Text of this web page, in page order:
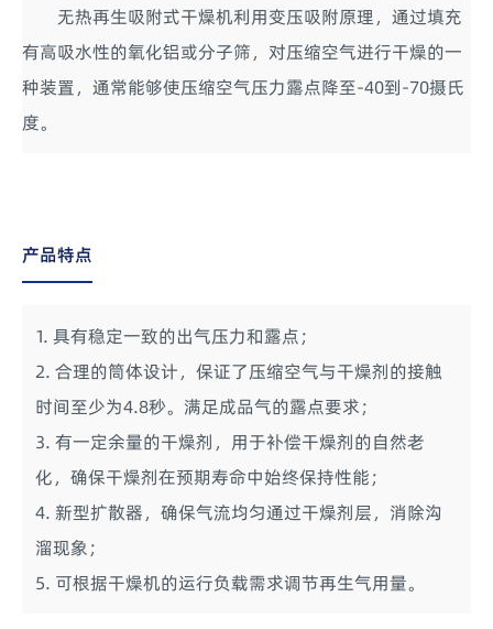
无热再生吸附式干燥机利用变压吸附原理，通过填充
有高吸水性的氧化铝或分子筛，对压缩空气进行干燥的一
种装置，通常能够使压缩空气压力露点降至-40到-70摄氏
度。
产品特点
1. 具有稳定一致的出气压力和露点；
2. 合理的筒体设计，保证了压缩空气与干燥剂的接触
时间至少为4.8秒。满足成品气的露点要求；
3. 有一定余量的干燥剂，用于补偿干燥剂的自然老
化，确保干燥剂在预期寿命中始终保持性能；
4. 新型扩散器，确保气流均匀通过干燥剂层，消除沟
溜现象；
5. 可根据干燥机的运行负载需求调节再生气用量。